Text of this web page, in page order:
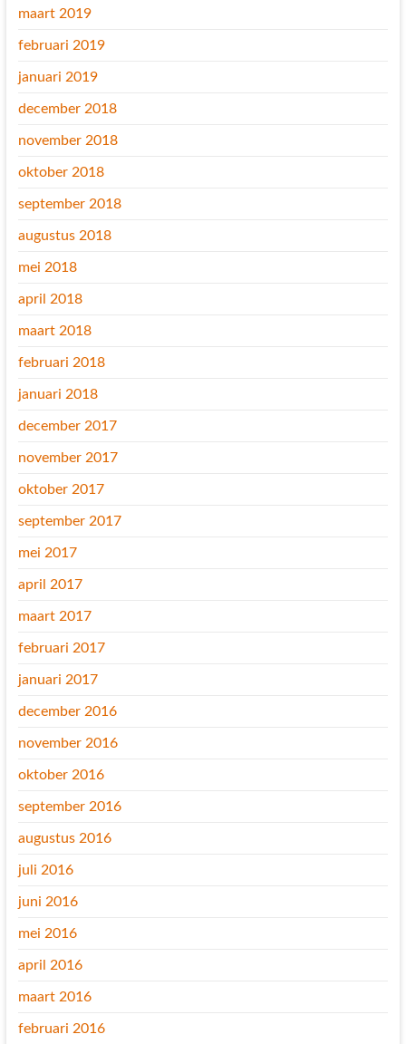
maart 2019
februari 2019
januari 2019
december 2018
november 2018
oktober 2018
september 2018
augustus 2018
mei 2018
april 2018
maart 2018
februari 2018
januari 2018
december 2017
november 2017
oktober 2017
september 2017
mei 2017
april 2017
maart 2017
februari 2017
januari 2017
december 2016
november 2016
oktober 2016
september 2016
augustus 2016
juli 2016
juni 2016
mei 2016
april 2016
maart 2016
februari 2016